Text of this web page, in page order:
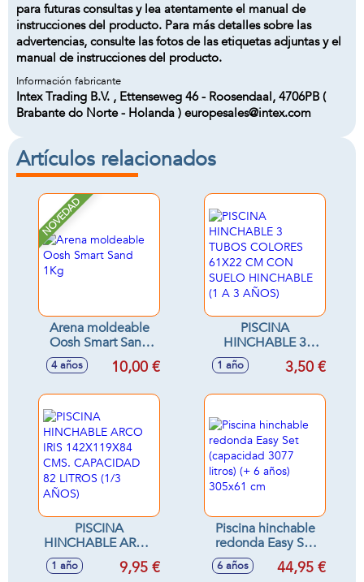
para futuras consultas y lea atentamente el manual de
instrucciones del producto. Para más detalles sobre las
advertencias, consulte las fotos de las etiquetas adjuntas y el
manual de instrucciones del producto.
Información fabricante
Intex Trading B.V. , Ettenseweg 46 - Roosendaal, 4706PB (
Brabante do Norte - Holanda ) europesales@intex.com
Artículos relacionados
NOVEDAD
Arena moldeable
Oosh Smart Sand
1Kg
4 años 10,00 €
PISCINA
HINCHABLE 3
TUBOS COLORES
61X22 CM CON
HINCHABLE (1 A 3
1 año 3,50 €
PISCINA
HINCHABLE ARCO
IRIS 142X119X84
CMS. CAPACIDAD
1 año 9,95 €
Piscina hinchable
redonda Easy Set
(capacidad 3077
litros) (+ 6 años)
6 años 44,95 €